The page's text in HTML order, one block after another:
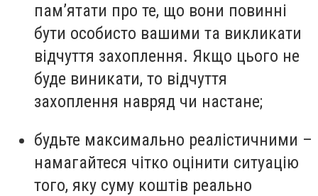
пам’ятати про те, що вони повинні
бути особисто вашими та викликати
відчуття захоплення. Якщо цього не
буде виникати, то відчуття
захоплення навряд чи настане;
будьте максимально реалістичними –
намагайтеся чітко оцінити ситуацію
того, яку суму коштів реально